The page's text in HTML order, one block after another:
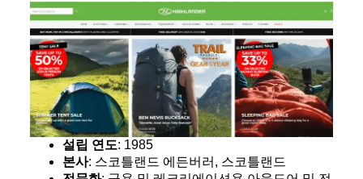
설립 연도: 1985
본사: 스코틀랜드 에든버러, 스코틀랜드